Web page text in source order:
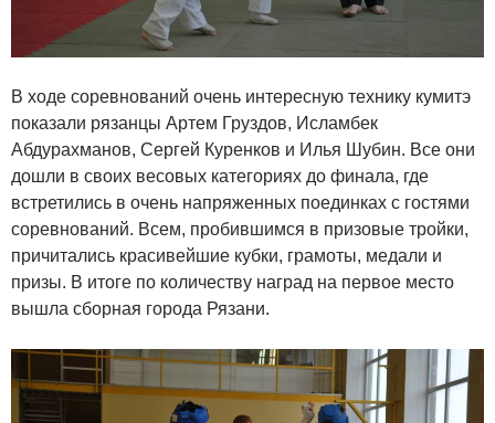
В ходе соревнований очень интересную технику кумитэ
показали рязанцы Артем Груздов, Исламбек
Абдурахманов, Сергей Куренков и Илья Шубин. Все они
дошли в своих весовых категориях до финала, где
встретились в очень напряженных поединках с гостями
соревнований. Всем, пробившимся в призовые тройки,
причитались красивейшие кубки, грамоты, медали и
призы. В итоге по количеству наград на первое место
вышла сборная города Рязани.